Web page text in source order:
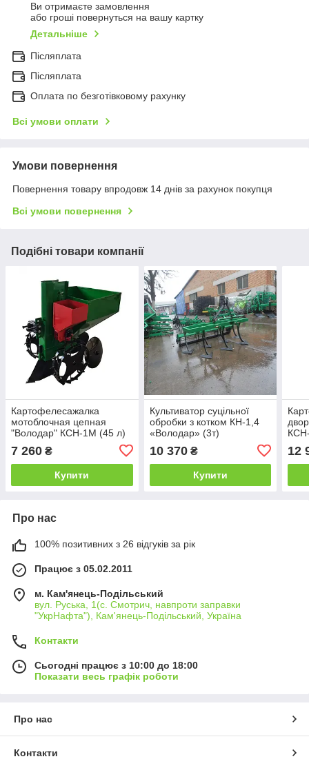
Ви отримаєте замовлення
або гроші повернуться на вашу картку
Детальніше
Післяплата
Післяплата
Оплата по безготівковому рахунку
Всі умови оплати
Умови повернення
Повернення товару впродовж 14 днів за рахунок покупця
Всі умови повернення
Подібні товари компанії
Картофелесажалка
мотоблочная цепная
"Володар" КСН-1М (45 л)
удобрений
7 260 ₴
Купити
Культиватор суцільної
обробки з котком КН-1,4
«Володар» (3т)
10 370₴
Купити
12
Про нас
100% позитивних з 26 відгуків за рік
Працює з 05.02.2011
м. Кам'янець-Подільський
вул. Руська, 1(с. Смотрич, навпроти заправки
"УкрНафта"), Кам'янець-Подільський, Україна
Контакти
Сьогодні працює з 10:00 до 18:00
Показати весь графік роботи
Про нас
Контакти